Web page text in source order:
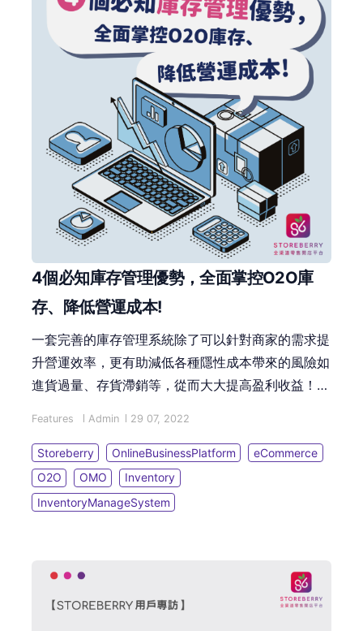
4個必知庫存管理優勢，全面掌控O2O庫
存、降低營運成本!
一套完善的庫存管理系統除了可以針對商家的需求提
升營運效率，更有助減低各種隱性成本帶來的風險如
進貨過量、存貨滯銷等，從而大大提高盈利收益！但
來分析一下在不同情境下，不同商家可能面對的庫存
問題，以及有效的庫存管理功能為商家們帶來的各種
優勢及便利吧！的行銷優惠策略吸納新客源，再培養
Features Admin 29 07, 2022
Storeberry OnlineBusinessPlatform
eCommerce
O2O
OMO
Inventory
InventoryManageSystem